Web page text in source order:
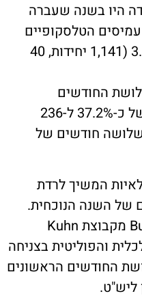
בשנה שעברה
הטלסקופיים
הרשומים באיטליה ירד ב-3.4% (1,141 יחידות, 40
הראשונים של השנה, ירידה של כ-37.2% ל-236
שלושה חודשים של
לרדת
הנוכחית.
חברת האם Bucher Industries מקבוצת Kuhn
בצניחה
הראשונים